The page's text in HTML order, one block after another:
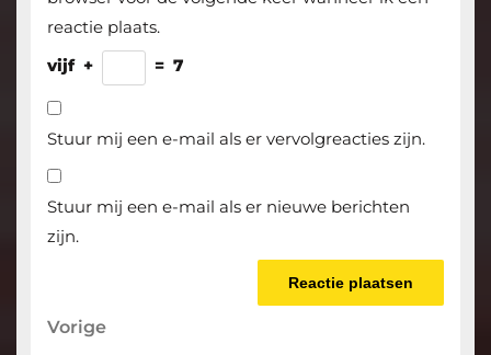
reactie plaats.
vijf + = 7
Stuur mij een e-mail als er vervolgreacties zijn.
Stuur mij een e-mail als er nieuwe berichten
zijn.
Berichtnavigatie
Vorige
Vorige